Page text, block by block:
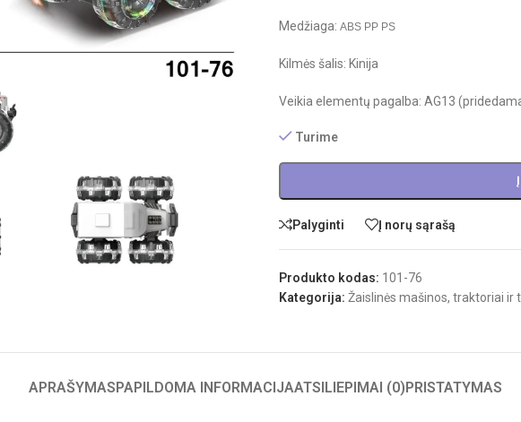
Medžiaga: ABS PP PS
Kilmės šalis: Kinija
Veikia elementų pagalba: AG13
Turime
Palyginti Į norų sąrašą
Produkto kodas: 101-76
Kategorija: Žaislinės mašinos, traktoriai ir
APRAŠYMASPAPILDOMA INFORMACIJAATSILIEPIMAI (0)PRISTATYMAS